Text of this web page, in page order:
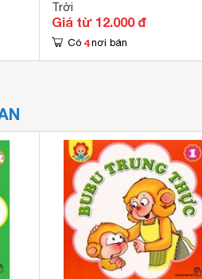
Trời
Giá từ 12.000 đ
Có 4 nơi bán